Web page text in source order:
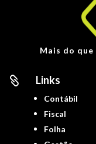
Mais do
 Links
Contábil
Fiscal
Folha